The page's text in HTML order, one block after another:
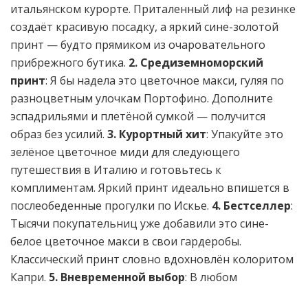
итальянском курорте. Приталенный лиф на резинке
создаёт красивую посадку, а яркий сине-золотой
принт — будто прямиком из очаровательного
прибрежного бутика. 2. Средиземноморский
принт: Я бы надела это цветочное макси, гуляя по
разноцветным улочкам Портофино. Дополните
эспадрильями и плетёной сумкой — получится
образ без усилий. 3. Курортный хит: Упакуйте это
зелёное цветочное миди для следующего
путешествия в Италию и готовьтесь к
комплиментам. Яркий принт идеально впишется в
послеобеденные прогулки по Искье. 4. Бестселлер:
Тысячи покупательниц уже добавили это сине-
белое цветочное макси в свои гардеробы.
Классический принт словно вдохновлён колоритом
Капри. 5. Вневременной выбор: В любом